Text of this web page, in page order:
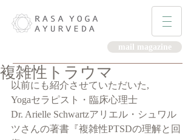
mail magazine
複雑性トラウマ
以前にも紹介させていただいた,
Yogaセラピスト・臨床心理士
Dr. Arielle Schwartzアリエル・シュワル
ツさんの著書『複雑性PTSDの理解と回